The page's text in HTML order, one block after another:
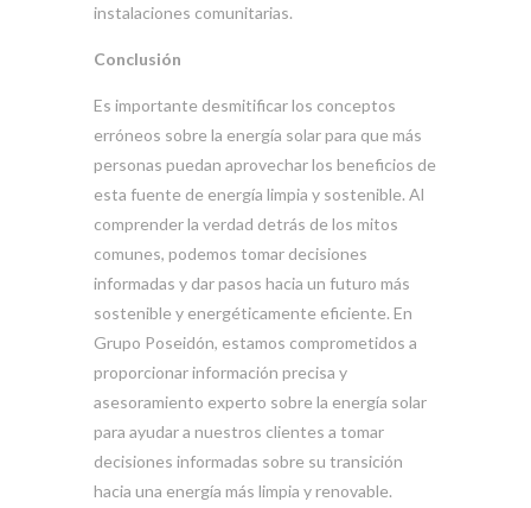
instalaciones comunitarias.
Conclusión
Es importante desmitificar los conceptos
erróneos sobre la energía solar para que más
personas puedan aprovechar los beneficios de
esta fuente de energía limpia y sostenible. Al
comprender la verdad detrás de los mitos
comunes, podemos tomar decisiones
informadas y dar pasos hacia un futuro más
sostenible y energéticamente eficiente. En
Grupo Poseidón, estamos comprometidos a
proporcionar información precisa y
asesoramiento experto sobre la energía solar
para ayudar a nuestros clientes a tomar
decisiones informadas sobre su transición
hacia una energía más limpia y renovable.